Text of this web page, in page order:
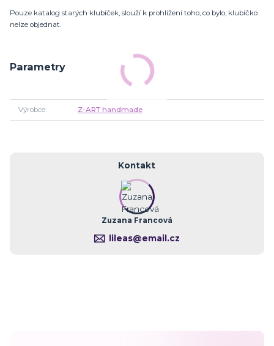
Pouze katalog starých klubíček, slouží k prohlížení toho, co bylo, klubíčko
nelze objednat.
Parametry
Výrobce Z-ART handmade
Kontakt
Zuzana Francová
lileas@email.cz